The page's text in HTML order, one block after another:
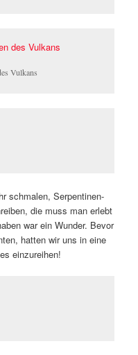
Vulkans
schmalen, Serpentinen-
die muss man erlebt
war ein Wunder. Bevor
hatten wir uns in eine
einzureihen!